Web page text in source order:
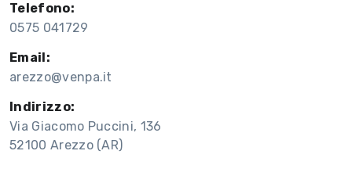
Telefono:
0575 041729
Email:
arezzo@venpa.it
Indirizzo:
Via Giacomo Puccini, 136
52100 Arezzo (AR)